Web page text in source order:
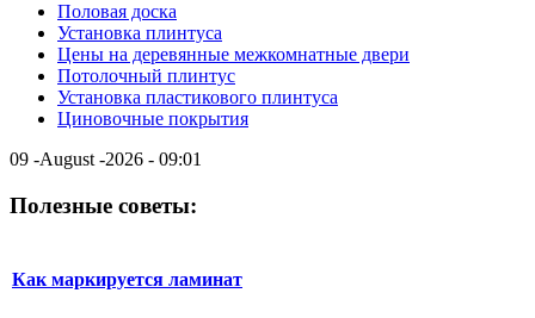
Половая доска
Установка плинтуса
Цены на деревянные межкомнатные двери
Потолочный плинтус
Установка пластикового плинтуса
Циновочные покрытия
09 -August -2026 - 09:01
Полезные советы:
Как маркируется ламинат